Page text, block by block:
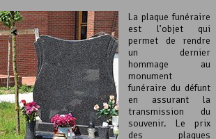
La plaque funéraire
est l’objet qui
permet de rendre
un dernier
hommage au
monument
funéraire du défunt
en assurant la
transmission du
souvenir. Le prix
des plaques